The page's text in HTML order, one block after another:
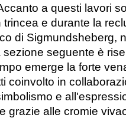
a questi lavori
e durante la
di Sigmundsheberg,
seguente è
emerge la forte
coinvolto in
e
grazie alle cromie